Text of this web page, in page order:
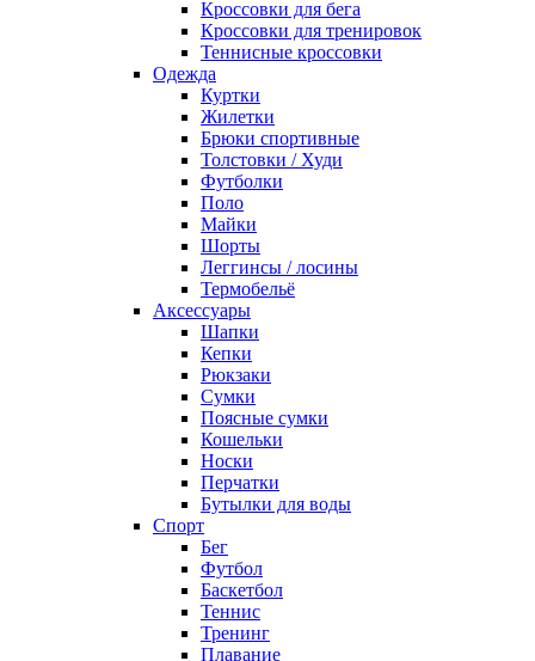
Кроссовки для бега
Кроссовки для тренировок
Теннисные кроссовки
Одежда
Куртки
Жилетки
Брюки спортивные
Толстовки / Худи
Футболки
Поло
Майки
Шорты
Леггинсы / лосины
Термобельё
Аксессуары
Шапки
Кепки
Рюкзаки
Сумки
Поясные сумки
Кошельки
Носки
Перчатки
Бутылки для воды
Спорт
Бег
Футбол
Баскетбол
Теннис
Тренинг
Плавание